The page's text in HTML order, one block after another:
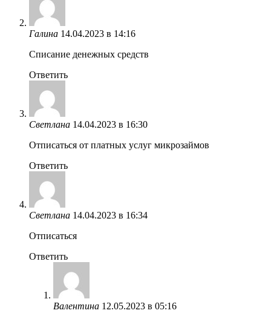
Галина 14.04.2023 в 14:16
Списание денежных средств
Ответить
Светлана 14.04.2023 в 16:30
Отписаться от платных услуг микрозаймов
Ответить
Светлана 14.04.2023 в 16:34
Отписаться
Ответить
Валентина 12.05.2023 в 05:16